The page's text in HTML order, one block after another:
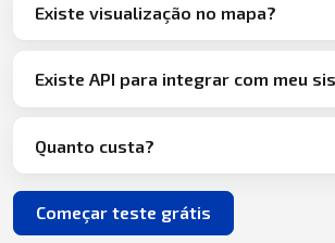
Existe visualização no mapa?
Existe API para integrar com meu
Quanto custa?
Começar teste grátis